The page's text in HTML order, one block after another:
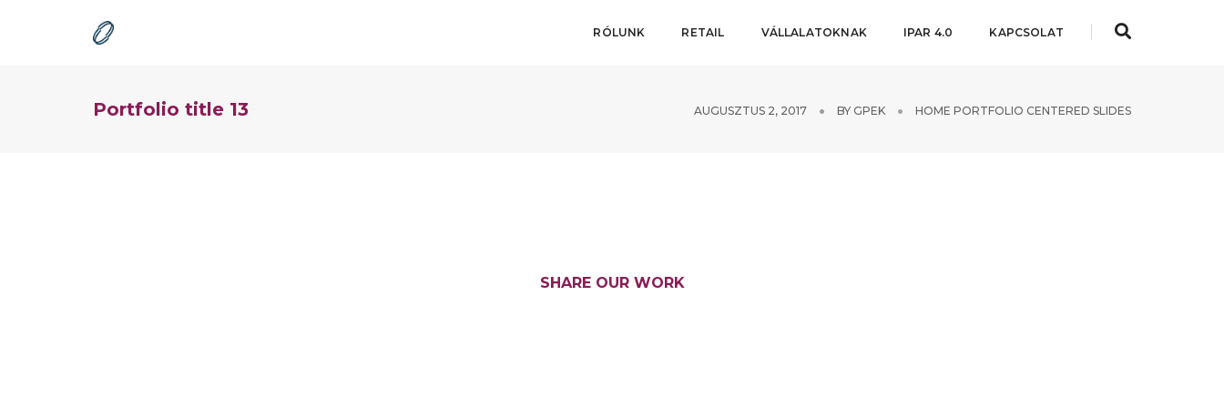
RÓLUNK RETAIL VÁLLALATOKNAK IPAR 4.0 KAPCSOLAT
Portfolio title 13 AUGUSZTUS 2, 2017 BY GPEK HOME PORTFOLIO CENTERED SLIDES
SHARE OUR WORK